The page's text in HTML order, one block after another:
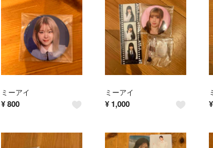
ミーアイ
¥800
ミーアイ
¥ 1,000 ¥